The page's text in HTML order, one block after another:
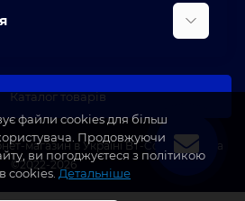
Каталог товарів
магазин в Україні BT-Coffee.com.ua
©2022-2026
файли cookies для більш
Продовжуючи
ви погоджуєтеся з політикою
cookies. Детальніше